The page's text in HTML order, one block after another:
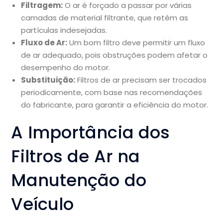
Filtragem:O ar é forçado a passar por várias
camadas de material filtrante, que retêm as
partículas indesejadas.
Fluxo de Ar:Um bom filtro deve permitir um fluxo
de ar adequado, pois obstruções podem afetar o
desempenho do motor.
Substituição:Filtros de ar precisam ser trocados
periodicamente, com base nas recomendações
do fabricante, para garantir a eficiência do motor.
A Importância dos
Filtros de Ar na
Manutenção do
Veículo